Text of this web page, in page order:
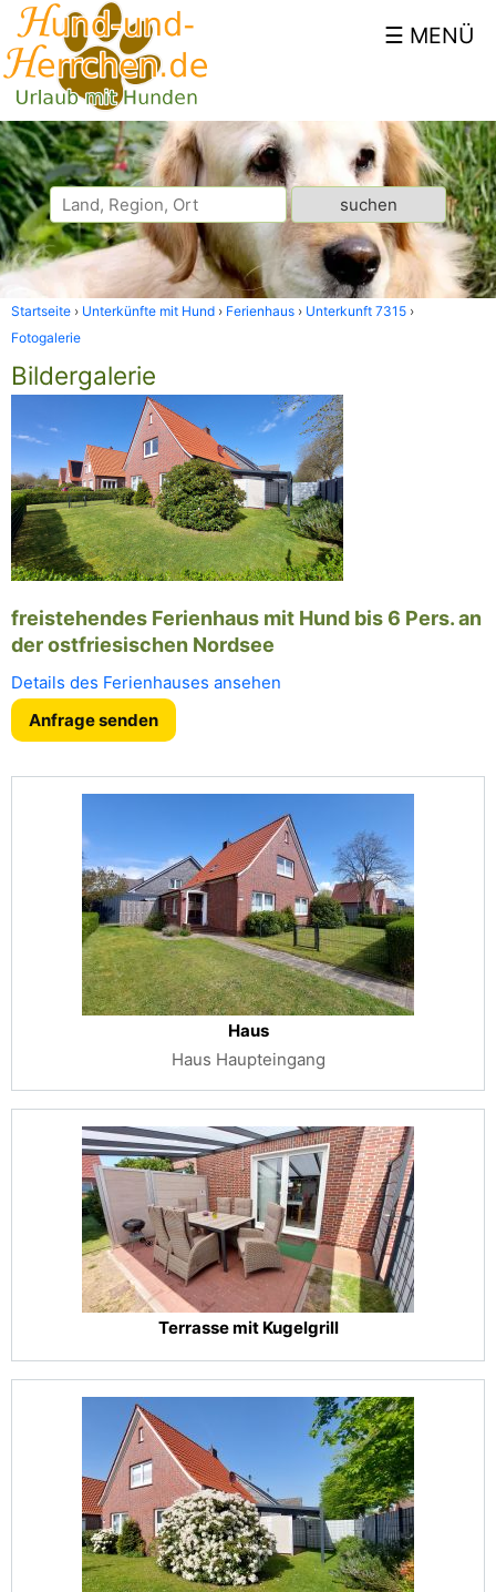
Startseite Unterkünfte mit Hund Ferienhaus
Unterkunft 7315
Fotogalerie
Bildergalerie
freistehendes Ferienhaus mit Hund bis 6 Pers. an
der ostfriesischen Nordsee
Details des Ferienhauses ansehen
Anfrage senden
Haus
Haus Haupteingang
Terrasse mit Kugelgrill